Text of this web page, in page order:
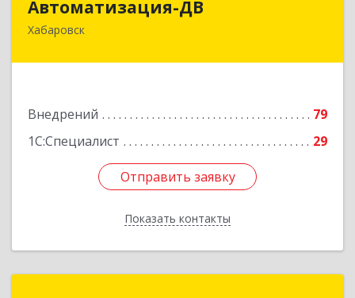
Автоматизация-ДВ
Хабаровск
Внедрений
79
1С:Специалист
29
Отправить заявку
Показать контакты
680013, Хабаровский край, Хабаровск г,
Отправить заявку
Назад